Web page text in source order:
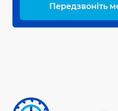
Передзвоніть